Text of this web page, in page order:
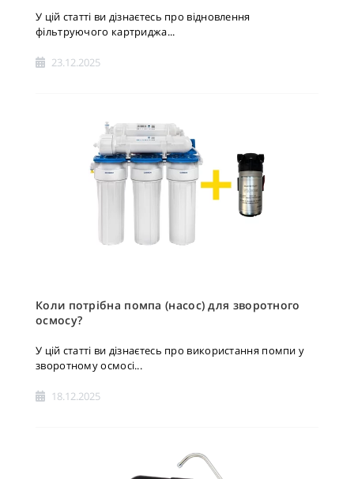
У цій статті ви дізнаєтесь про відновлення
фільтруючого картриджа...
23.12.2025
Коли потрібна помпа (насос) для зворотного
осмосу?
У цій статті ви дізнаєтесь про використання помпи у
зворотному осмосі...
18.12.2025